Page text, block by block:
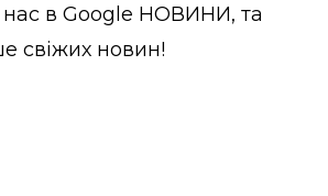
в Google НОВИНИ, та
свіжих новин!